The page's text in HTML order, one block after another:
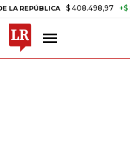
$ 408.498,97 +$ 8.753,81